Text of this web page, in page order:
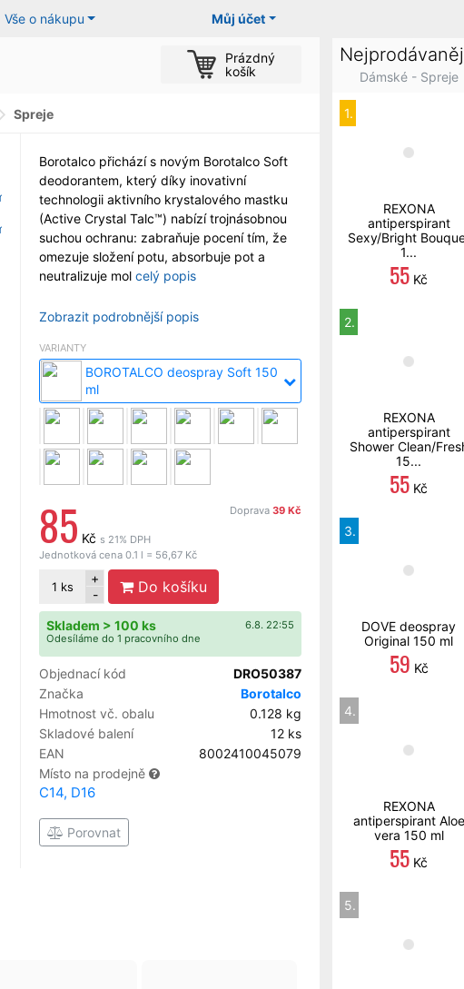
Můj účet
Vše o nákupu
Prázdný
košík
Spreje
Borotalco přichází s novým Borotalco Soft
deodorantem, který díky inovativní
technologii aktivního krystalového mastku
(Active Crystal Talc™) nabízí trojnásobnou
suchou ochranu: zabraňuje pocení tím, že
omezuje složení potu, absorbuje pot a
neutralizuje mol celý popis
Zobrazit podrobnější popis
VARIANTY
BOROTALCO deospray Soft 150
ml
Doprava 39 Kč
85 Kč s 21% DPH
Jednotková cena 0.1 l = 56,67 Kč
1 ks
+
-
Do košíku
6.8. 22:55
Skladem > 100 ks
Odesíláme do 1 pracovního dne
Objednací kód
DRO50387
Značka
Borotalco
Hmotnost vč. obalu
0.128 kg
Skladové balení
12 ks
EAN
8002410045079
Místo na prodejně
C14, D16
Porovnat
Dámské - Spreje
1.
REXONA
antiperspirant
Sexy/Bright
1...
55 Kč
2.
REXONA
antiperspirant
Shower Clean/
15...
55 Kč
3.
DOVE deospray
Original 150 ml
59 Kč
4.
REXONA
antiperspirant Aloe
vera 150 ml
55 Kč
5.